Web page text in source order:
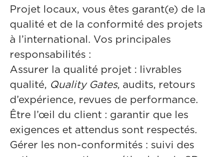
Projet locaux, vous êtes garant(e) de la
qualité et de la conformité des projets
à l’international. Vos principales
responsabilités :
Assurer la qualité projet : livrables
qualité, Quality Gates, audits, retours
d’expérience, revues de performance.
Être l’œil du client : garantir que les
exigences et attendus sont respectés.
Gérer les non-conformités : suivi des